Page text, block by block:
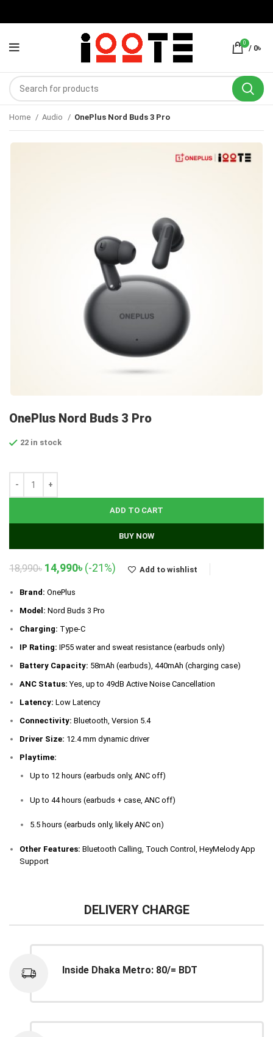
0
/ 0৳
Home Audio OnePlus Nord Buds 3 Pro
OnePlus Nord Buds 3 Pro
22 in stock
ADD TO CART
BUY NOW
18,990৳ Original
was:
18,990৳.
14,990৳Current
14,990৳.
(-21%) Add to wishlist
Brand: OnePlus
Model: Nord Buds 3 Pro
Charging: Type-C
IP Rating: IP55 water and sweat resistance (earbuds only)
Battery Capacity: 58mAh (earbuds), 440mAh (charging case)
ANC Status: Yes, up to 49dB Active Noise Cancellation
Latency: Low Latency
Connectivity: Bluetooth, Version 5.4
Driver Size: 12.4 mm dynamic driver
Playtime:
Up to 12 hours (earbuds only, ANC off)
Up to 44 hours (earbuds + case, ANC off)
5.5 hours (earbuds only, likely ANC on)
Other Features: Bluetooth Calling, Touch Control, HeyMelody App
Support
DELIVERY CHARGE
Inside Dhaka Metro: 80/= BDT